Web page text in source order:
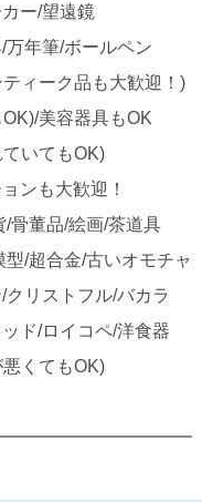
ー/望遠鏡
万年筆/ボールペン
ティーク品も大歓迎！)
美容器具もOK
ていてもOK)
ンも大歓迎！
/骨董品/絵画/茶道具
型/超合金/古いオモチャ
クリストフル/バカラ
ド/ロイコペ/洋食器
悪くてもOK)